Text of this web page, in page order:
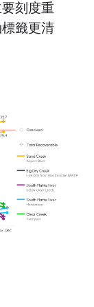
刻度重
籤更清